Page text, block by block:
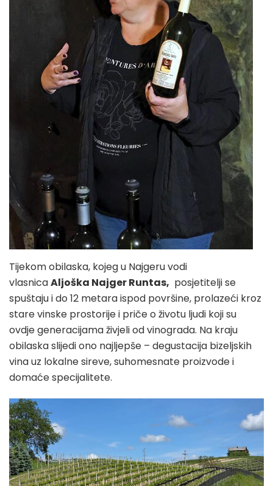
Tijekom obilaska, kojeg u Najgeru vodi
vlasnicaAljoška Najger Runtas, posjetitelji se
spuštaju i do 12 metara ispod površine, prolazeći kroz
stare vinske prostorije i priče o životu ljudi koji su
ovdje generacijama živjeli od vinograda. Na kraju
obilaska slijedi ono najljepše – degustacija bizeljskih
vina uz lokalne sireve, suhomesnate proizvode i
domaće specijalitete.